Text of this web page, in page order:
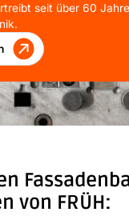
seit über 60
von FRÜH: